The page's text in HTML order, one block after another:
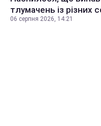
тлумачень із різних
06 серпня 2026, 14:21